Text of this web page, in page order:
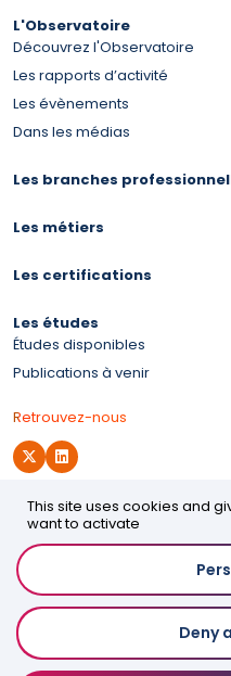
L'Observatoire
Découvrez l'Observatoire
Les rapports d’activité
Les évènements
Dans les médias
Les branches
Les métiers
Les certifications
Les études
Études disponibles
Publications à venir
Retrouvez-nous
Site d'OPCO 2i
Mentions légales
This site uses cookies and
want to activate
Deny